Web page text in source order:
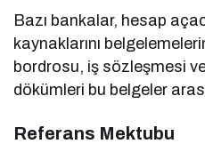
Bazı bankalar, hesap
kaynaklarını
bordrosu, iş sözleşmesi
dökümleri bu belgeler
Referans Mektubu